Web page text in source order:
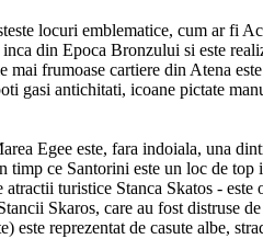
locuri emblematice, cum ar fi
din Epoca Bronzului si este
mai frumoase cartiere din Atena
gasi antichitati, icoane pictate
Egee este, fara indoiala, una
timp ce Santorini este un loc de
turistice Stanca Skatos -
Skaros, care au fost
este reprezentat de casute albe,